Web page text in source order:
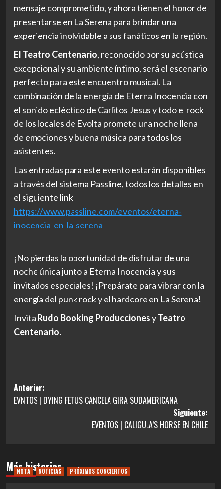
mensaje comprometido, y ahora tienen el honor de
presentarse en La Serena para brindar una
experiencia inolvidable a sus fanáticos en la región.
El Teatro Centenario, reconocido por su acústica
excepcional y su ambiente íntimo, será el escenario
perfecto para este encuentro musical. La
combinación de la energía de Eterna Inocencia con
el sonido ecléctico de Carlitos Jesus y todo el rock
de los locales de Evolta promete una noche llena
de emociones y buena música para todos los
asistentes.
Las entradas para este evento estarán disponibles
a través del sistema Passline, todos los detalles en
el siguiente link
https://www.passline.com/eventos/eterna-
inocencia-en-la-serena
¡No pierdas la oportunidad de disfrutar de una
noche única junto a Eterna Inocencia y sus
invitados especiales! ¡Prepárate para vibrar con la
energía del punk rock y el hardcore en La Serena!
Invita Rudo Booking ProduccionesyTeatro
Centenario.
Navegación
de
Anterior:
EVNTOS | DYING FETUS CANCELA GIRA SUDAMERICANA
Siguiente:
EVENTOS | CALIGULA’S HORSE EN CHILE
Más historias
NOTA NOTICIAS PRÓXIMOS CONCIERTOS